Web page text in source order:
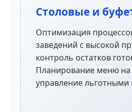
Столовые и
Оптимизация
заведений с высокой
контроль остатков
Планирование меню на
управление льготными